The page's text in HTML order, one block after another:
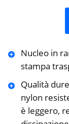
Nucleo in
stampa
Qualità
nylon
è leggero,